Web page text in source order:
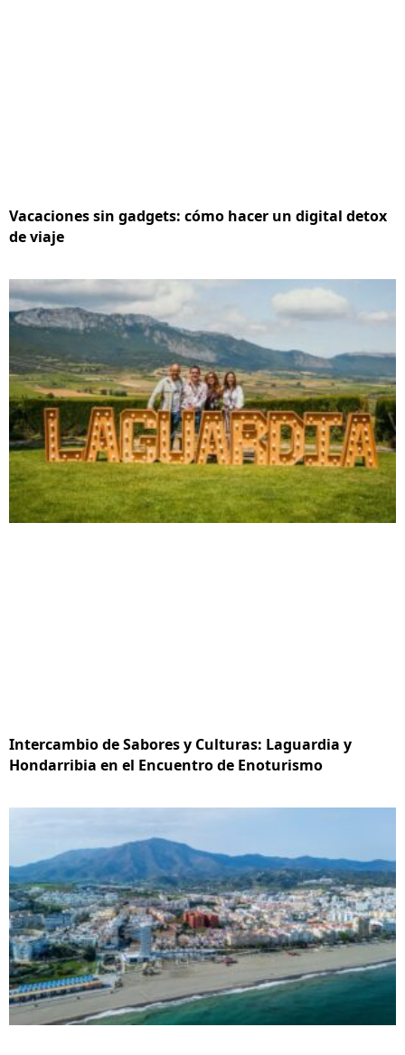
Vacaciones sin gadgets: cómo hacer un digital detox
de viaje
Intercambio de Sabores y Culturas: Laguardia y
Hondarribia en el Encuentro de Enoturismo